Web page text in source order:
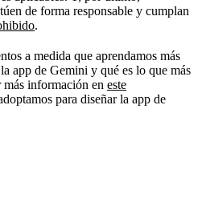
de forma responsable y cumplan
.
a medida que aprendamos más
app de Gemini y qué es lo que más
más información en este
para diseñar la app de